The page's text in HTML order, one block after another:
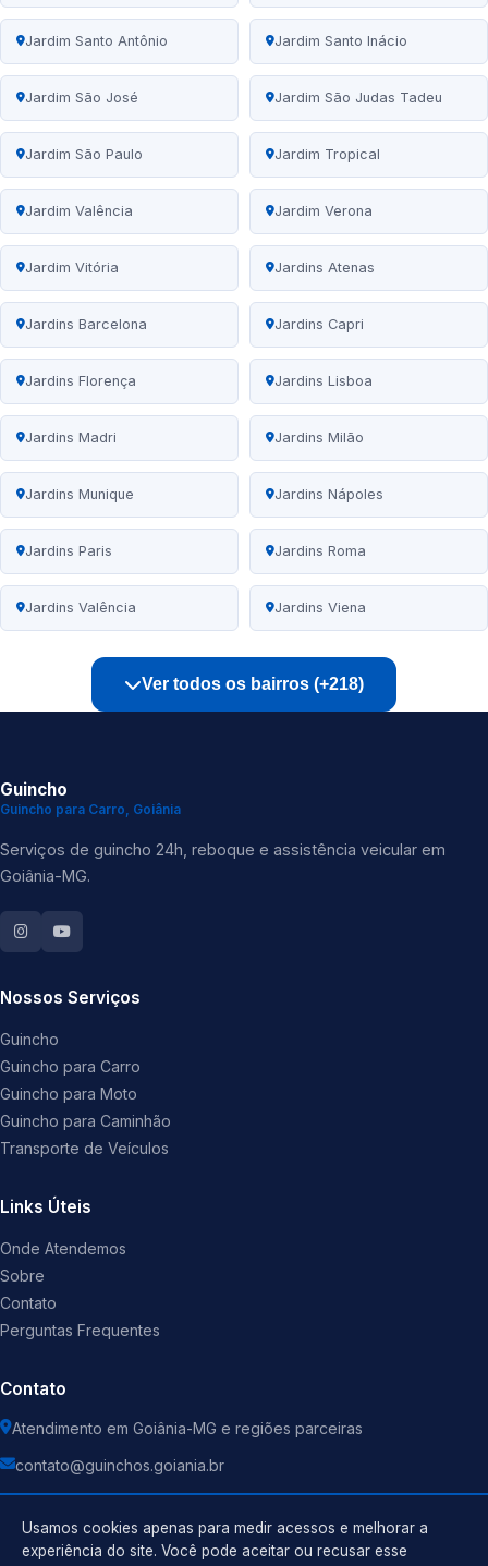
Jardim Santo Antônio Jardim Santo Inácio
Jardim São José Jardim São Judas Tadeu
Jardim São Paulo Jardim Tropical
Jardim Valência Jardim Verona
Jardim Vitória Jardins Atenas
Jardins Barcelona Jardins Capri
Jardins Florença Jardins Lisboa
Jardins Madri Jardins Milão
Jardins Munique Jardins Nápoles
Jardins Paris Jardins Roma
Jardins Valência Jardins Viena
Ver todos os bairros (+218)
Guincho
Guincho para Carro, Goiânia
Serviços de guincho 24h, reboque e assistência veicular em
Goiânia-MG.
Nossos Serviços
Guincho
Guincho para Carro
Guincho para Moto
Guincho para Caminhão
Transporte de Veículos
Links Úteis
Onde Atendemos
Sobre
Contato
Perguntas Frequentes
Contato
Atendimento em Goiânia-MG e regiões parceiras
contato@guinchos.goiania.br
Usamos cookies apenas para medir acessos e melhorar a
experiência do site. Você pode aceitar ou recusar esse